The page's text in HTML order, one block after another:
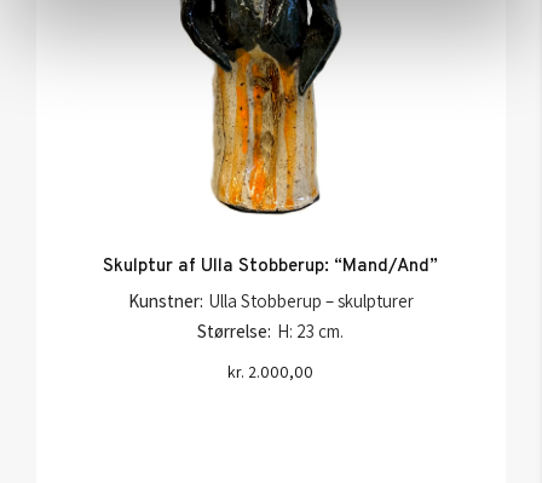
Skulptur af Ulla Stobberup: “Mand/And”
Kunstner: Ulla Stobberup – skulpturer
Størrelse: H: 23 cm.
kr. 2.000,00